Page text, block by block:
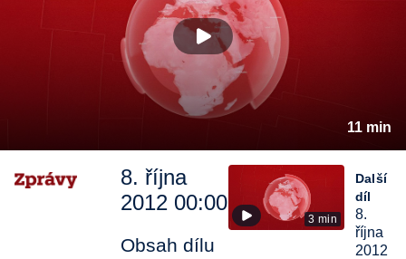
11 min
8. října
2012 00:00
Obsah dílu
3 min
Další
díl
8.
října
2012